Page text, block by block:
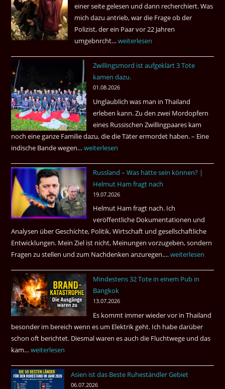
einer seite gelesen und dann recherchiert. Was
mich dazu antrieb, war die Frage ob der
Polizist, der ein Paar vor 22 Jahren
umgebnrcht…Nach
Jahren,
ist
der
Mörder
wieder
frei
?
weiterlesen
Zwillingsmord ist aufgeklärt 3 Tote
kamen dazu.
01.08.2026
Unglaublich was man in Thailand
erleben kann. Zu den zwei Mordopfern
eines Russischen Zwillingpaares kam
noch eine ganze Familie dazu, die die Täter ermordet haben. – Eine
indische Bande wegen…Zwillingsmord
aufgeklärt
3
Tote
kamen
dazu.
weiterlesen
Russland – Was hätte sein können? |
Helmut Ham fragt nach
19.07.2026
Helmut Ham fragt nach. Ich
veröffentliche Dokumentationen und
Analysen über Geschichte, Politik, Wirtschaft und gesellschaftliche
Entwicklungen. Mein Ziel ist nicht, Meinungen vorzugeben, sondern
Fragen zu stellen und zum Nachdenken anzuregen.…Russland
Was
können?
|
Helmut
fragt
nach
weiterlesen
Mindestens 32 Tote in einem Pub in
Bangkok
13.07.2026
Es kommt immer wieder vor in Thailand
besonder im bereich wenn es um Elektrik geht. Ich habe darüber
schon oft berichtet. Diesmal waren es auch die Fluchtwege und das
kam…Mindestens
Tote
weiterlesen
Asien ist das Beste Ruheständler Gebiet
06.07.2026